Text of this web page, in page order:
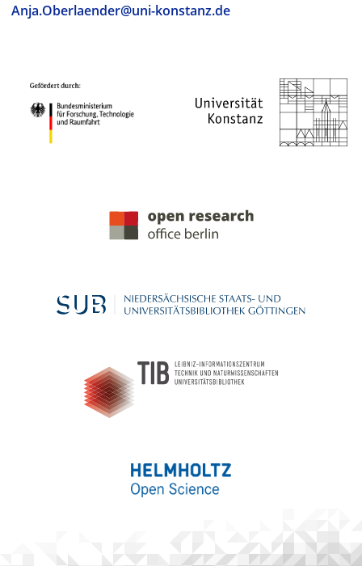
Anja.Oberlaender@uni-konstanz.de